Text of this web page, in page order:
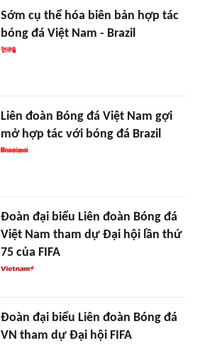
Sớm cụ thể hóa biên bản hợp tác
bóng đá Việt Nam - Brazil
Liên đoàn Bóng đá Việt Nam gợi
mở hợp tác với bóng đá Brazil
Đoàn đại biểu Liên đoàn Bóng đá
Việt Nam tham dự Đại hội lần thứ
75 của FIFA
Đoàn đại biểu Liên đoàn Bóng đá
VN tham dự Đại hội FIFA